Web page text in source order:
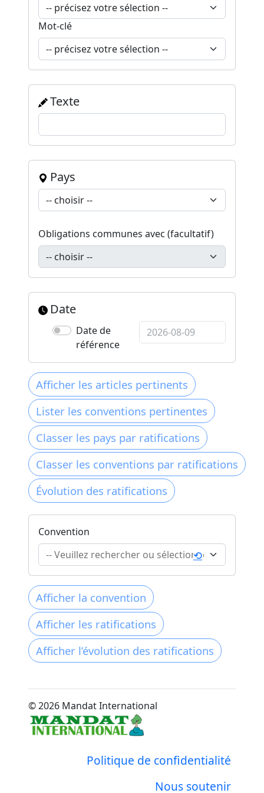
Mot-clé
Texte
Pays
Obligations communes avec (facultatif)
Date
Date de
référence
Convention
⟲
© 2026 Mandat International
Politique de confidentialité
Nous soutenir